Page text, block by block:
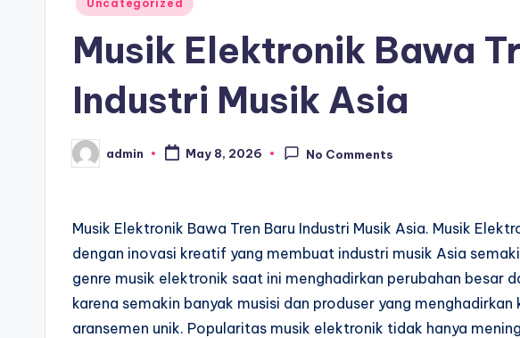
Uncategorized
Musik Elektronik Bawa
Industri Musik Asia
Posted
by
admin May 8, 2026 No Comments
Musik Elektronik Bawa Tren Baru Industri Musik Asia. Musik
dengan inovasi kreatif yang membuat industri musik Asia
genre musik elektronik saat ini menghadirkan perubahan besar
karena semakin banyak musisi dan produser yang
aransemen unik. Popularitas musik elektronik tidak hanya